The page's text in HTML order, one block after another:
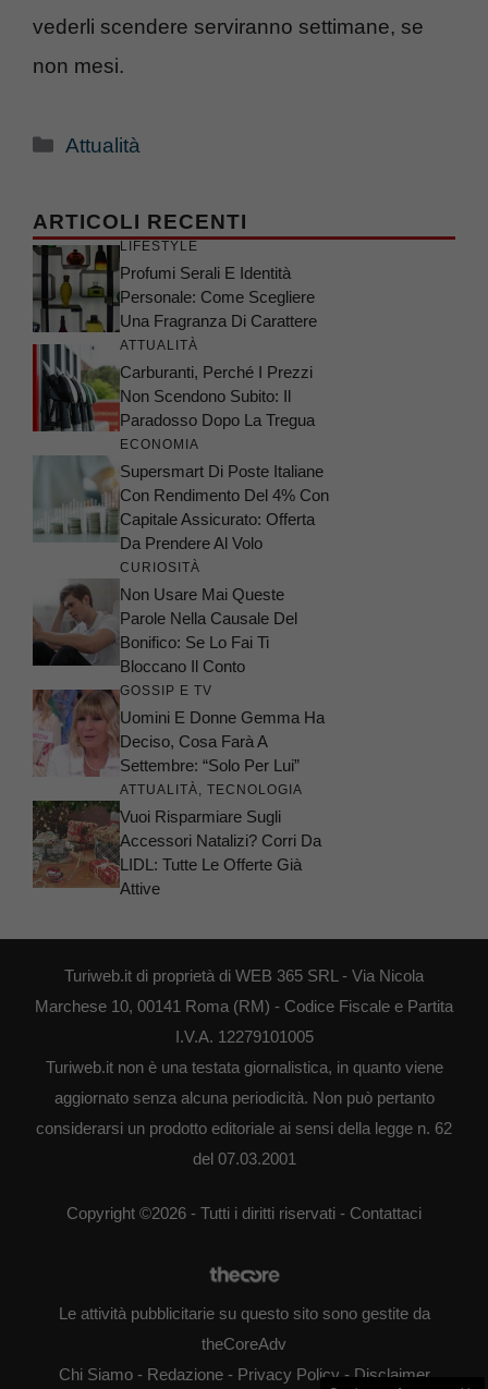
vederli scendere serviranno settimane, se
non mesi.
Categorie
Attualità
ARTICOLI RECENTI
LIFESTYLE
Profumi Serali E Identità
Personale: Come Scegliere
Una Fragranza Di Carattere
ATTUALITÀ
Carburanti, Perché I Prezzi
Non Scendono Subito: Il
Paradosso Dopo La Tregua
ECONOMIA
Supersmart Di Poste Italiane
Con Rendimento Del 4% Con
Capitale Assicurato: Offerta
Da Prendere Al Volo
CURIOSITÀ
Non Usare Mai Queste
Parole Nella Causale Del
Bonifico: Se Lo Fai Ti
Bloccano Il Conto
GOSSIP E TV
Uomini E Donne Gemma Ha
Deciso, Cosa Farà A
Settembre: “Solo Per Lui”
ATTUALITÀ, TECNOLOGIA
Vuoi Risparmiare Sugli
Accessori Natalizi? Corri Da
LIDL: Tutte Le Offerte Già
Attive
Turiweb.it di proprietà di WEB 365 SRL - Via Nicola
Marchese 10, 00141 Roma (RM) - Codice Fiscale e Partita
I.V.A. 12279101005
Turiweb.it non è una testata giornalistica, in quanto viene
aggiornato senza alcuna periodicità. Non può pertanto
considerarsi un prodotto editoriale ai sensi della legge n. 62
del 07.03.2001
Copyright ©2026 - Tutti i diritti riservati - Contattaci
Le attività pubblicitarie su questo sito sono gestite da
theCoreAdv
Chi Siamo- Redazione- Privacy Policy- Disclaimer